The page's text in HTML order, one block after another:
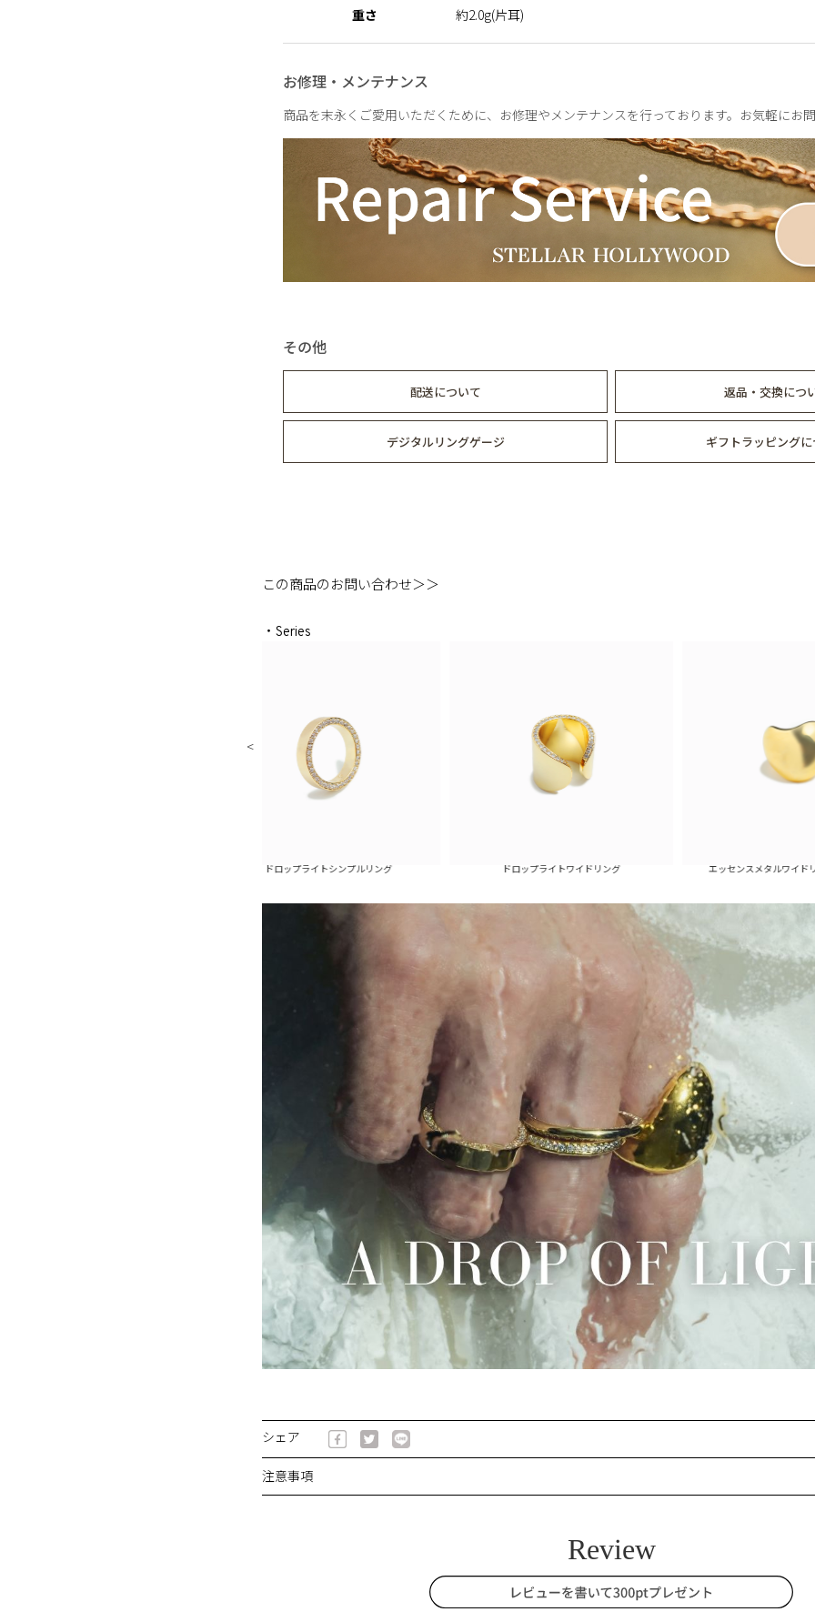
雨の日さえも、少し好きになる。ふとした瞬間を特別にするシリーズです。
重さ 約2.0g(片耳)
お修理・メンテナンス
商品を末永くご愛用いただくために、お修理やメンテナンスを行っております。お気軽にお
その他
配送について 返品・交換につ
デジタルリングゲージ ギフトラッピング
この商品のお問い合わせ＞＞
・Series
ドロップライトシンプルリング ドロップライトワイドリング エッセンスメタルワイドリング(ゴール
シェア
注意事項